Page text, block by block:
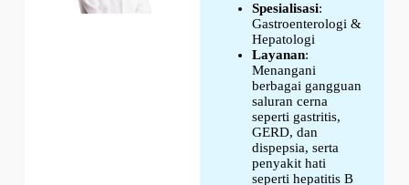
Spesialisasi:
Gastroenterologi &
Hepatologi
Layanan:
Menangani
berbagai gangguan
saluran cerna
seperti gastritis,
GERD, dan
dispepsia, serta
penyakit hati
seperti hepatitis B